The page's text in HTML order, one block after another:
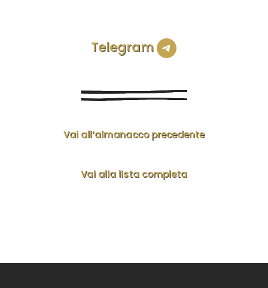
Telegram
Vai all’almanacco precedente
Vai alla lista completa